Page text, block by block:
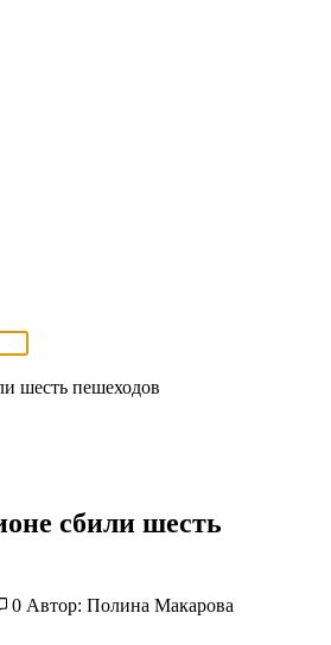
шесть пешеходов
сбили шесть
0 Автор: Полина Макарова